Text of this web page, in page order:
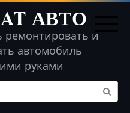
АВТО
ремонтировать и
автомобиль
руками